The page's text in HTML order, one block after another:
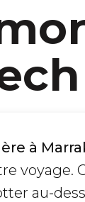
à
voyage.
au-